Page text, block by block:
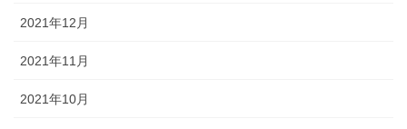
2021年12月
2021年11月
2021年10月